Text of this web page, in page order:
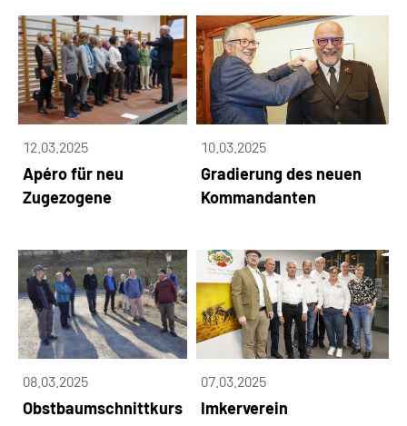
12.03.2025
Apéro für neu
Zugezogene
10.03.2025
Gradierung des neuen
Kommandanten
08.03.2025
Obstbaumschnittkurs
07.03.2025
Imkerverein